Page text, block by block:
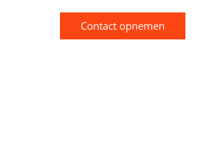
Contact opnemen